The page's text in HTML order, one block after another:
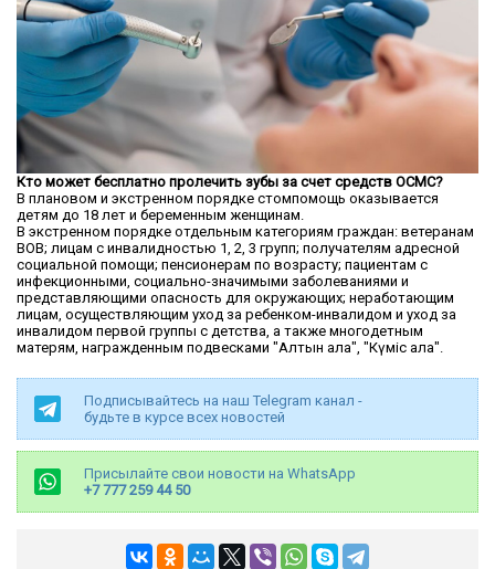
Кто может бесплатно пролечить зубы за счет средств ОСМС?
В плановом и экстренном порядке стомпомощь оказывается
детям до 18 лет и беременным женщинам.
В экстренном порядке отдельным категориям граждан: ветеранам
ВОВ; лицам с инвалидностью 1, 2, 3 групп; получателям адресной
социальной помощи; пенсионерам по возрасту; пациентам с
инфекционными, социально-значимыми заболеваниями и
представляющими опасность для окружающих; неработающим
лицам, осуществляющим уход за ребенком-инвалидом и уход за
инвалидом первой группы с детства, а также многодетным
матерям, награжденным подвесками "Алтын алқа", "Күміс алқа".
Подписывайтесь на наш Telegram канал -
будьте в курсе всех новостей
Присылайте свои новости на WhatsApp
+7 777 259 44 50